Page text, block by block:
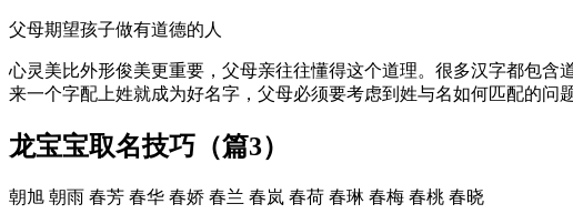
父母期望孩子做有道德的人
心灵美比外形俊美更重要，父母亲往往懂得这个道理。很多汉字都包
来一个字配上姓就成为好名字，父母必须要考虑到姓与名如何匹配的问题
龙宝宝取名技巧（篇3）
朝旭 朝雨 春芳 春华 春娇 春兰 春岚 春荷 春琳 春梅 春桃 春晓